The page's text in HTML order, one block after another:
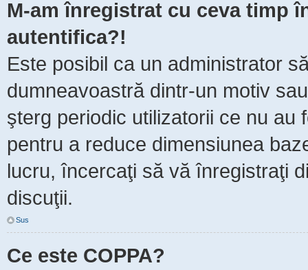
M-am înregistrat cu ceva timp
autentifica?!
Este posibil ca un administrator
dumneavoastră dintr-un motiv
şterg periodic utilizatorii ce nu au
pentru a reduce dimensiunea
lucru, încercaţi să vă înregistraţi
discuţii.
Sus
Ce este COPPA?